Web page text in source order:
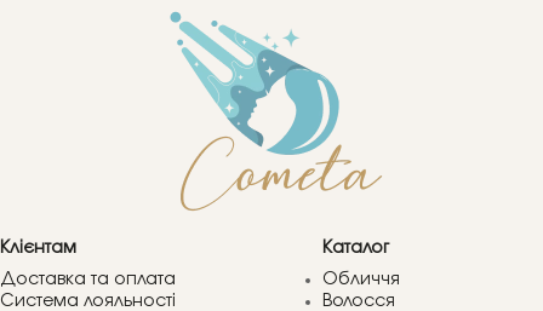
Клієнтам
Доставка та оплата
Система лояльності
Каталог
Обличчя
Волосся